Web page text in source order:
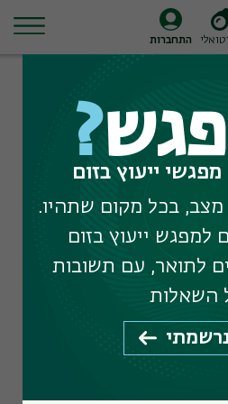
התחברות
מתקדמים
פגש?
מפגשי ייעוץ בזום
בכל מקום שתהיו.
למפגש ייעוץ בזום
לתואר, עם תשובות
השאלות